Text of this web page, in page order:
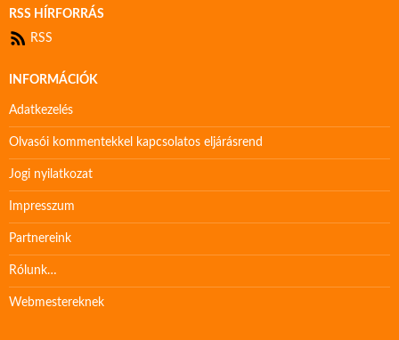
RSS HÍRFORRÁS
RSS
INFORMÁCIÓK
Adatkezelés
Olvasói kommentekkel kapcsolatos eljárásrend
Jogi nyilatkozat
Impresszum
Partnereink
Rólunk…
Webmestereknek